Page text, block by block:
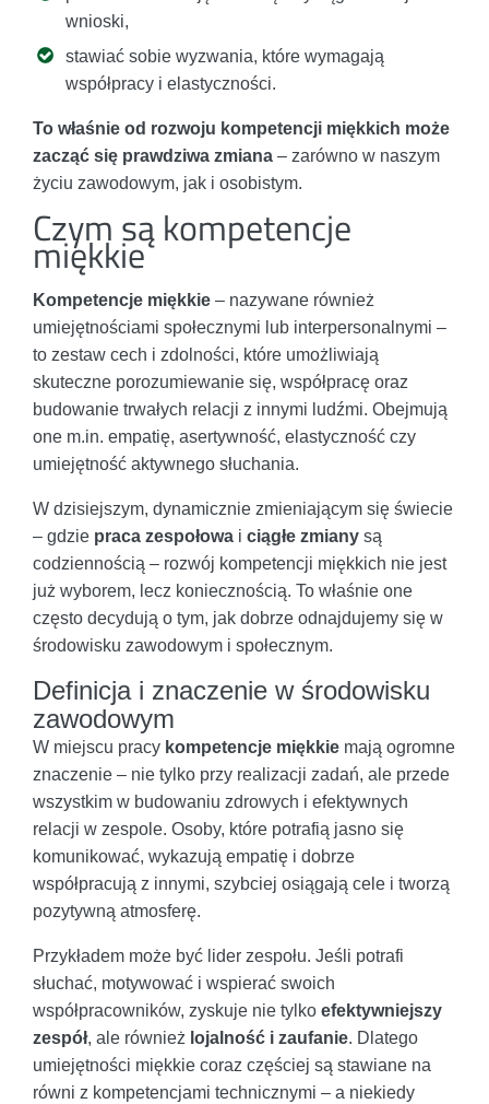
wnioski,
stawiać sobie wyzwania, które wymagają
współpracy i elastyczności.
To właśnie od rozwoju kompetencji miękkich może
zacząć się prawdziwa zmiana – zarówno w naszym
życiu zawodowym, jak i osobistym.
Czym są kompetencje
miękkie
Kompetencje miękkie – nazywane również
umiejętnościami społecznymi lub interpersonalnymi –
to zestaw cech i zdolności, które umożliwiają
skuteczne porozumiewanie się, współpracę oraz
budowanie trwałych relacji z innymi ludźmi. Obejmują
one m.in. empatię, asertywność, elastyczność czy
umiejętność aktywnego słuchania.
W dzisiejszym, dynamicznie zmieniającym się świecie
– gdzie praca zespołowa i ciągłe zmiany są
codziennością – rozwój kompetencji miękkich nie jest
już wyborem, lecz koniecznością. To właśnie one
często decydują o tym, jak dobrze odnajdujemy się w
środowisku zawodowym i społecznym.
Definicja i znaczenie w środowisku
zawodowym
W miejscu pracy kompetencje miękkie mają ogromne
znaczenie – nie tylko przy realizacji zadań, ale przede
wszystkim w budowaniu zdrowych i efektywnych
relacji w zespole. Osoby, które potrafią jasno się
komunikować, wykazują empatię i dobrze
współpracują z innymi, szybciej osiągają cele i tworzą
pozytywną atmosferę.
Przykładem może być lider zespołu. Jeśli potrafi
słuchać, motywować i wspierać swoich
współpracowników, zyskuje nie tylko efektywniejszy
zespół, ale również lojalność i zaufanie. Dlatego
umiejętności miękkie coraz częściej są stawiane na
równi z kompetencjami technicznymi – a niekiedy